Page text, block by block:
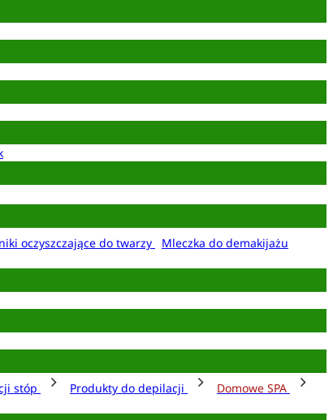
oczyszczające do twarzy
Mleczka do demakijażu
stóp Produkty do depilacji
Domowe SPA